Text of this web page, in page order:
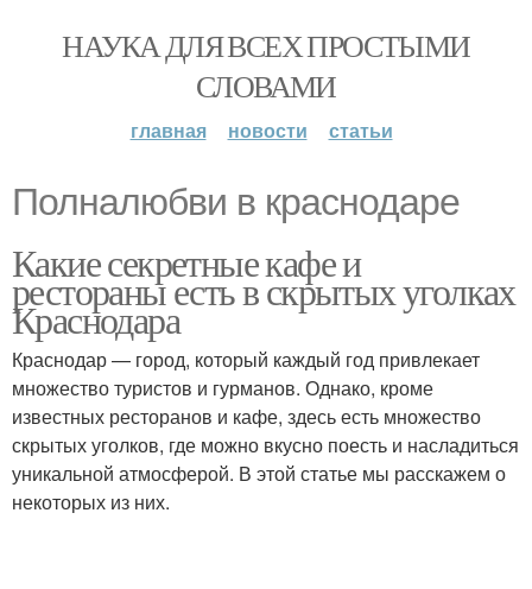
НАУКА ДЛЯ ВСЕХ ПРОСТЫМИ
СЛОВАМИ
главная новости статьи
Полналюбви в краснодаре
Какие секретные кафе и
рестораны есть в скрытых уголках
Краснодара
Краснодар — город, который каждый год привлекает
множество туристов и гурманов. Однако, кроме
известных ресторанов и кафе, здесь есть множество
скрытых уголков, где можно вкусно поесть и насладиться
уникальной атмосферой. В этой статье мы расскажем о
некоторых из них.